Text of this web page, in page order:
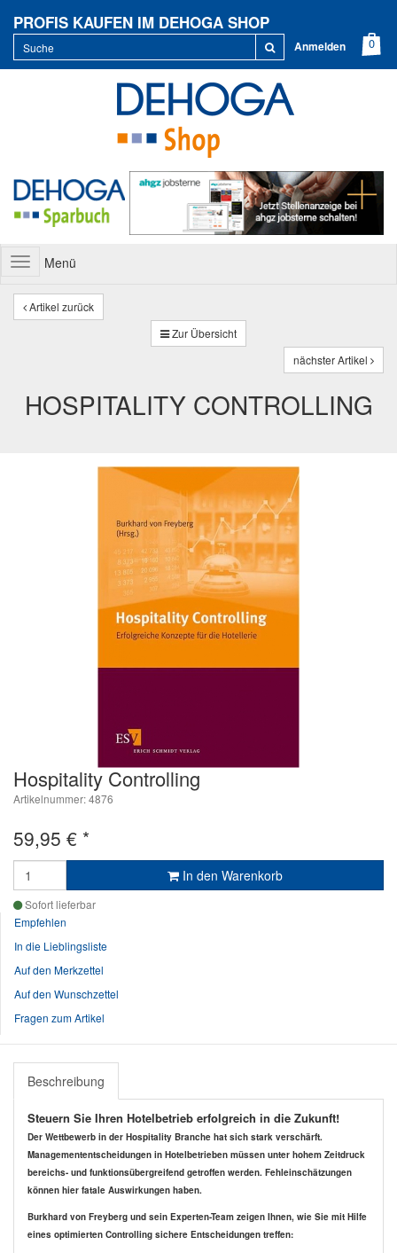
PROFIS KAUFEN IM DEHOGA SHOP
Anmelden
ToggleMenü
Artikel zurück
Zur Übersicht
nächster Artikel
HOSPITALITY CONTROLLING
Hospitality Controlling
Artikelnummer: 4876
59,95 € *
In den Warenkorb
Sofort lieferbar
Empfehlen
In die Lieblingsliste
Auf den Merkzettel
Auf den Wunschzettel
Fragen zum Artikel
Beschreibung
Steuern Sie Ihren Hotelbetrieb erfolgreich in die Zukunft!
Der Wettbewerb in der Hospitality Branche hat sich stark verschärft.
Managemententscheidungen in Hotelbetrieben müssen unter hohem Zeitdruck
bereichs- und funktionsübergreifend getroffen werden. Fehleinschätzungen
können hier fatale Auswirkungen haben.
Burkhard von Freyberg und sein Experten-Team zeigen Ihnen, wie Sie mit Hilfe
eines optimierten Controlling sichere Entscheidungen treffen: